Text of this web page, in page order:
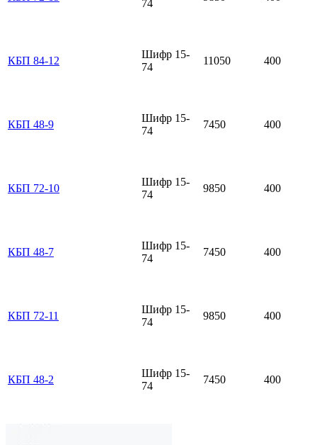
74
КБП 84-12
Шифр 15-
74
11050 400
КБП 48-9
Шифр 15-
74
7450 400
КБП 72-10
Шифр 15-
74
9850 400
КБП 48-7
Шифр 15-
74
7450 400
КБП 72-11
Шифр 15-
74
9850 400
КБП 48-2
Шифр 15-
74
7450 400